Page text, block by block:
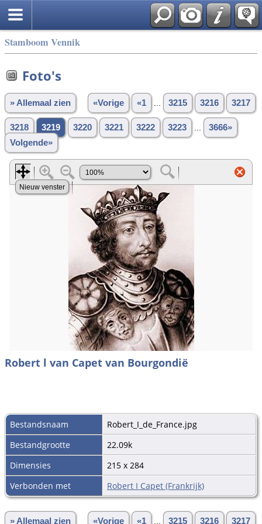
Stamboom Vennik
Foto's
» Allemaal zien «Vorige «1 3215 3216 3217
3218 3219 3220 3221 3222 3223
3666»
Volgende»
Robert l van Capet van Bourgondië
Bestandsnaam
Robert_I_de_France.jpg
Bestandgrootte
22.09k
Dimensies
215 x 284
Verbonden met
Robert I Capet (Frankrijk)
» Allemaal zien «Vorige «1 3215 3216 3217